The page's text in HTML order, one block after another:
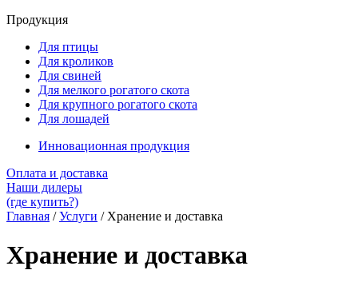
Продукция
Для птицы
Для кроликов
Для свиней
Для мелкого рогатого скота
Для крупного рогатого скота
Для лошадей
Инновационная продукция
Оплата и доставка
Наши дилеры
(где купить?)
Главная /Услуги / Хранение и доставка
Хранение и доставка